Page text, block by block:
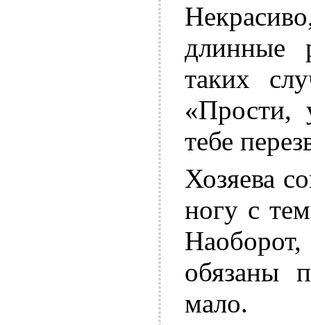
длинные
таких
«Прости,
тебе
Хозяева
ногу с
обязаны
мало.